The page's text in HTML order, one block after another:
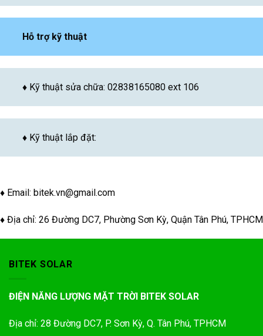
Hỗ trợ kỹ thuật
♦ Kỹ thuật sửa chữa: 02838165080 ext 106
♦ Kỹ thuật lắp đặt:
♦ Email: bitek.vn@gmail.com
♦ Địa chỉ: 26 Đường DC7, Phường Sơn Kỳ, Quận Tân Phú, TPHCM
BITEK SOLAR
ĐIỆN NĂNG LƯỢNG MẶT TRỜI BITEK SOLAR
Địa chỉ: 28 Đường DC7, P. Sơn Kỳ, Q. Tân Phú, TPHCM